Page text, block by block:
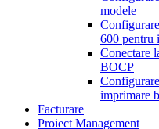
modele
600 pentru
Conectare
BOCP
imprimare
Facturare
Proiect Management